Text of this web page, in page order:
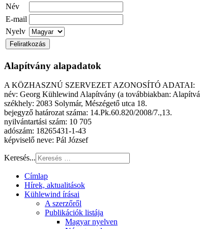
Név
E-mail
Nyelv
Alapítvány alapadatok
A KÖZHASZNÚ SZERVEZET AZONOSÍTÓ ADATAI:
név: Georg Kühlewind Alapítvány (a továbbiakban:
székhely: 2083 Solymár, Mészégető utca 18.
bejegyző határozat száma: 14.Pk.60.820/2008/7.,13.
nyilvántartási szám: 10 705
adószám: 18265431-1-43
képviselő neve: Pál József
Keresés...
Címlap
Hírek, aktualitások
Kühlewind írásai
A szerzőről
Publikációk listája
Magyar nyelven